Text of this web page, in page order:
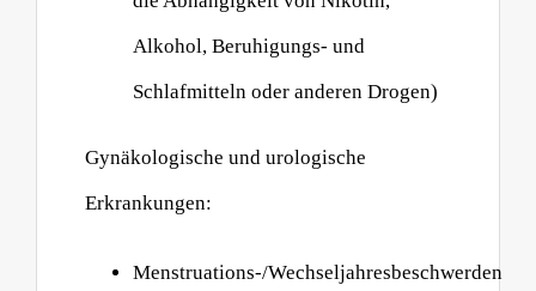
Alkohol, Beruhigungs- und
Schlafmitteln oder anderen Drogen)
Gynäkologische und urologische
Erkrankungen:
Menstruations-/Wechseljahresbeschwerden